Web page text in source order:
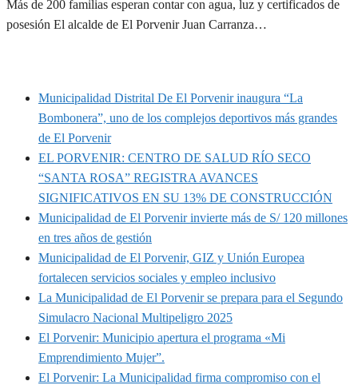
Más de 200 familias esperan contar con agua, luz y certificados de
posesión El alcalde de El Porvenir Juan Carranza…
Municipalidad Distrital De El Porvenir inaugura “La
Bombonera”, uno de los complejos deportivos más grandes
de El Porvenir
EL PORVENIR: CENTRO DE SALUD RÍO SECO
“SANTA ROSA” REGISTRA AVANCES
SIGNIFICATIVOS EN SU 13% DE CONSTRUCCIÓN
Municipalidad de El Porvenir invierte más de S/ 120 millones
en tres años de gestión
Municipalidad de El Porvenir, GIZ y Unión Europea
fortalecen servicios sociales y empleo inclusivo
La Municipalidad de El Porvenir se prepara para el Segundo
Simulacro Nacional Multipeligro 2025
El Porvenir: Municipio apertura el programa «Mi
Emprendimiento Mujer”.
El Porvenir: La Municipalidad firma compromiso con el